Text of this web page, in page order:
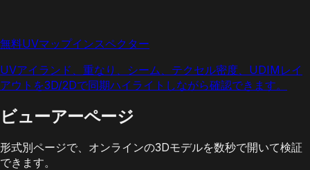
無料UVマップインスペクター
UVアイランド、重なり、シーム、テクセル密度、UDIMレイ
アウトを3D/2Dで同期ハイライトしながら確認できます。
ビューアーページ
形式別ページで、オンラインの3Dモデルを数秒で開いて検証
できます。